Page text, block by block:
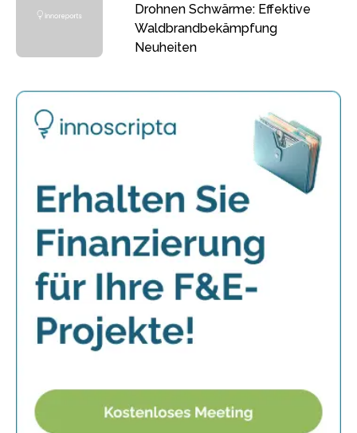
Drohnen Schwärme: Effektive
Waldbrandbekämpfung
Neuheiten